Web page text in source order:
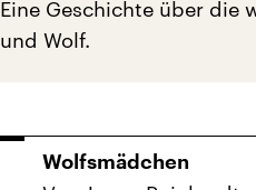
Eine Geschichte über die
und Wolf.
Wolfsmädchen